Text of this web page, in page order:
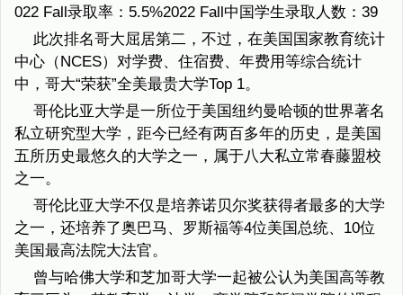
022 Fall录取率：5.5%2022 Fall中国学生录取人数：39
此次排名哥大屈居第二，不过，在美国国家教育统计
中心（NCES）对学费、住宿费、年费用等综合统计
中，哥大“荣获”全美最贵大学Top 1。
哥伦比亚大学是一所位于美国纽约曼哈顿的世界著名
私立研究型大学，距今已经有两百多年的历史，是美国
五所历史最悠久的大学之一，属于八大私立常春藤盟校
之一。
哥伦比亚大学不仅是培养诺贝尔奖获得者最多的大学
之一，还培养了奥巴马、罗斯福等4位美国总统、10位
美国最高法院大法官。
曾与哈佛大学和芝加哥大学一起被公认为美国高等教